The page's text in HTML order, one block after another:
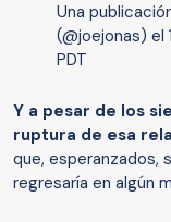
Una
(@joejonas) el
PDT
Y a pesar de los
ruptura de esa
que, esperanzados,
regresaría en algún